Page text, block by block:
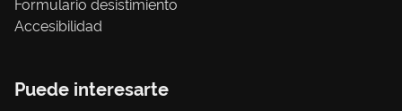
Accesibilidad
Puede interesarte